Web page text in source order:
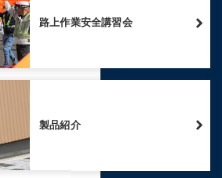
路上作業安全講習会
製品紹介